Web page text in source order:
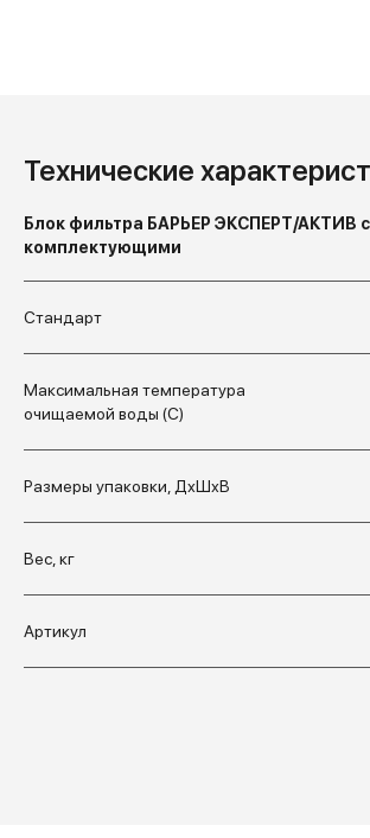
Технические
Блок фильтра БАРЬЕР ЭКСПЕРТ/АКТИВ с
комплектующими
Стандарт
Максимальная температура
очищаемой воды (С)
Размеры упаковки, ДхШхВ
Вес, кг
Артикул